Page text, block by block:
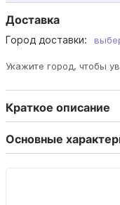
Доставка
Город доставки:
Укажите город, чтобы
Краткое описание
Основные